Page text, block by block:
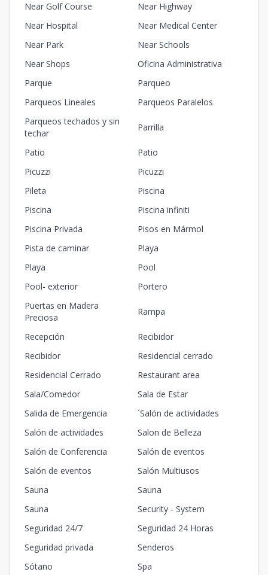
Near Golf Course
Near Highway
Near Hospital
Near Medical Center
Near Park
Near Schools
Near Shops
Oficina Administrativa
Parque
Parqueo
Parqueos Lineales
Parqueos Paralelos
Parqueos techados y sin
techar
Parrilla
Patio
Patio
Picuzzi
Picuzzi
Pileta
Piscina
Piscina
Piscina infiniti
Piscina Privada
Pisos en Mármol
Pista de caminar
Playa
Playa
Pool
Pool- exterior
Portero
Puertas en Madera
Preciosa
Rampa
Recepción
Recibidor
Recibidor
Residencial cerrado
Residencial Cerrado
Restaurant area
Sala/Comedor
Sala de Estar
Salida de Emergencia
´Salón de actividades
Salón de actividades
Salon de Belleza
Salón de Conferencia
Salón de eventos
Salón de eventos
Salón Multiusos
Sauna
Sauna
Sauna
Security - System
Seguridad 24/7
Seguridad 24 Horas
Seguridad privada
Senderos
Sótano
Spa